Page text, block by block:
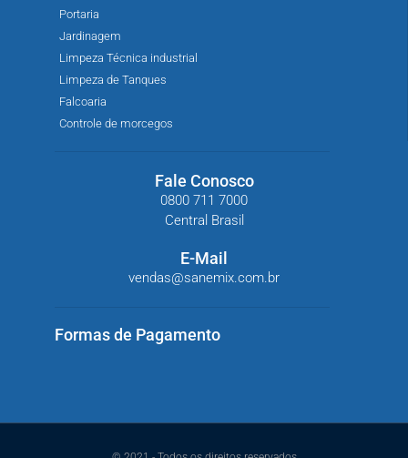
Portaria
Jardinagem
Limpeza Técnica industrial
Limpeza de Tanques
Falcoaria
Controle de morcegos
Fale Conosco
0800 711 7000
Central Brasil
E-Mail
vendas@sanemix.com.br
Formas de Pagamento